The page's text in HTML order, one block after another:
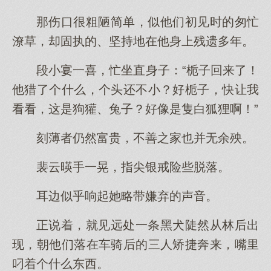
那伤口很粗陋简单，似他们初见时的匆忙
潦草，却固执的、坚持地在他身上残遗多年。
段小宴一喜，忙坐直身子：“栀子回来了！
他猎了个什么，个头还不小？好栀子，快让我
看看，这是狗獾、兔子？好像是隻白狐狸啊！”
刻薄者仍然富贵，不善之家也并无余殃。
裴云暎手一晃，指尖银戒险些脱落。
耳边似乎响起她略带嫌弃的声音。
正说着，就见远处一条黑犬陡然从林后出
现，朝他们落在车骑后的三人矫捷奔来，嘴里
叼着个什么东西。